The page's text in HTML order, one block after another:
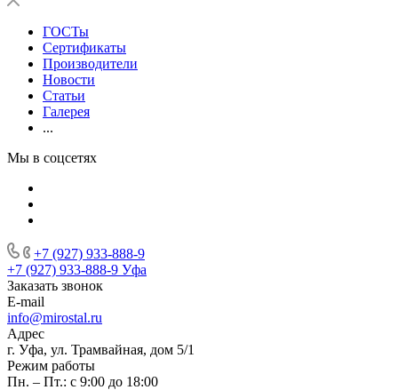
ГОСТы
Сертификаты
Производители
Новости
Статьи
Галерея
...
Мы в соцсетях
+7 (927) 933-888-9
+7 (927) 933-888-9 Уфа
Заказать звонок
E-mail
info@mirostal.ru
Адрес
г. Уфа, ул. Трамвайная, дом 5/1
Режим работы
Пн. – Пт.: с 9:00 до 18:00